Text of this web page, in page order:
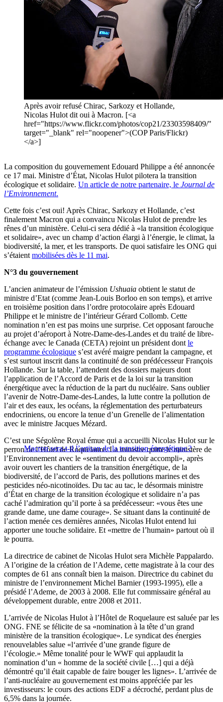
Après avoir refusé Chirac, Sarkozy et Hollande,
Nicolas Hulot dit oui à Macron. [<a
href="https://www.flickr.com/photos/cop21/23303598409/"
target="_blank" rel="noopener">(COP Paris/Flickr)
</a>]
La composition du gouvernement Edouard Philippe a été annoncée
ce 17 mai. Ministre d’État, Nicolas Hulot pilotera la transition
écologique et solidaire. Un article de notre partenaire, le Journal de
l’Environnement.
Cette fois c’est oui! Après Chirac, Sarkozy et Hollande, c’est
finalement Macron qui a convaincu Nicolas Hulot de prendre les
rênes d’un ministère. Celui-ci sera dédié à «la transition écologique
et solidaire», avec un champ d’action élargi à l’énergie, le climat, la
biodiversité, la mer, et les transports. De quoi satisfaire les ONG qui
s’étaient mobilisées dès le 11 mai.
N°3 du gouvernement
L’ancien animateur de l’émission Ushuaia obtient le statut de
ministre d’Etat (comme Jean-Louis Borloo en son temps), et arrive
en troisième position dans l’ordre protocolaire après Edouard
Philippe et le ministre de l’intérieur Gérard Collomb. Cette
nomination n’en est pas moins une surprise. Cet opposant farouche
au projet d’aéroport à Notre-Dame-des-Landes et du traité de libre-
échange avec le Canada (CETA) rejoint un président dont le
programme écologique s’est avéré maigre pendant la campagne, et
s’est surtout inscrit dans la continuité de son prédécesseur François
Hollande. Sur la table, l’attendent des dossiers majeurs dont
l’application de l’Accord de Paris et de la loi sur la transition
énergétique avec la réduction de la part du nucléaire. Sans oublier
l’avenir de Notre-Dame-des-Landes, la lutte contre la pollution de
l’air et des eaux, les océans, la réglementation des perturbateurs
endocriniens, ou encore la tenue d’un Grenelle de l’alimentation
avec le ministre Jacques Mézard.
Macron sera-t-il l’artisan de la transition énergétique ?
C’est une Ségolène Royal émue qui a accueilli Nicolas Hulot sur le
perron de l’Hôtel de Roquelaure. La ministre quitte le ministère de
l’Environnement avec le «sentiment du devoir accompli», après
avoir ouvert les chantiers de la transition énergétique, de la
biodiversité, de l’accord de Paris, des pollutions marines et des
pesticides néo-nicotinoïdes. Du tac au tac, le désormais ministre
d’État en charge de la transition écologique et solidaire n’a pas
caché l’admiration qu’il porte à sa prédécesseur: «vous êtes une
grande dame, une dame courage». Se situant dans la continuité de
l’action menée ces dernières années, Nicolas Hulot entend lui
apporter une touche solidaire. Et «mettre de l’humain» partout où il
le pourra.
La directrice de cabinet de Nicolas Hulot sera Michèle Pappalardo.
A l’origine de la création de l’Ademe, cette magistrate à la cour des
comptes de 61 ans connaît bien la maison. Directrice du cabinet du
ministre de l’environnement Michel Barnier (1993-1995), elle a
présidé l’Ademe, de 2003 à 2008. Elle fut commissaire général au
développement durable, entre 2008 et 2011.
L’arrivée de Nicolas Hulot à l’Hôtel de Roquelaure est saluée par les
ONG. FNE se félicite de sa «nomination à la tête d’un grand
ministère de la transition écologique». Le syndicat des énergies
renouvelables salue «l‘arrivée d’une grande figure de
l’écologie.» Même tonalité pour le WWF qui applaudit la
nomination d’un « homme de la société civile […] qui a déjà
démontré qu’il était capable de faire bouger les lignes». L’arrivée de
l’anti-nucléaire au gouvernement est moins appréciée par les
investisseurs: le cours des actions EDF a décroché, perdant plus de
6,5% dans la journée.